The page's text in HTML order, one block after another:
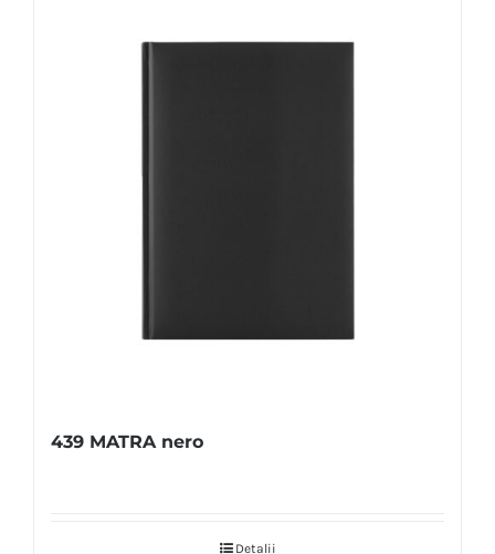
439 MATRA nero
Detalii